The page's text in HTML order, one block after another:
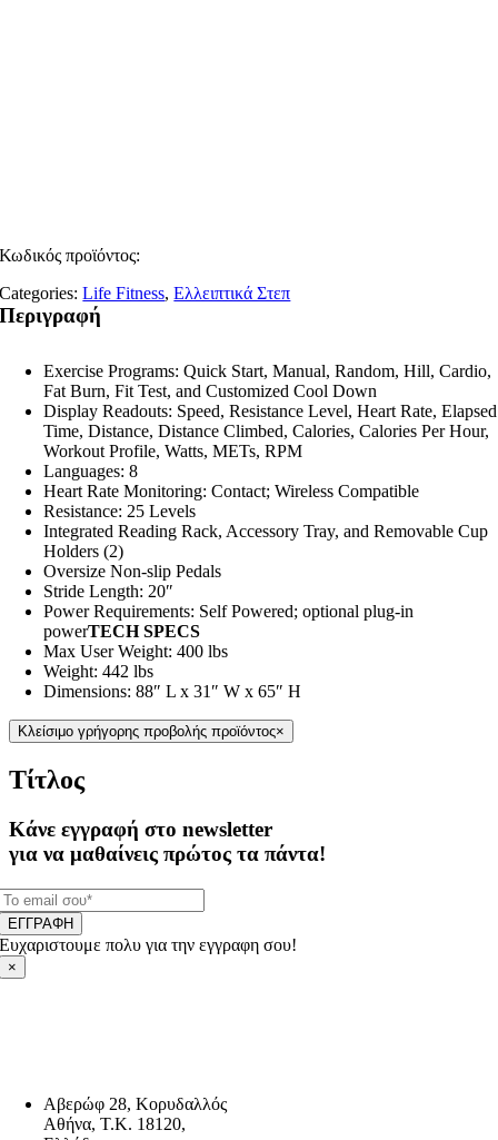
Κωδικός προϊόντος:
Categories:Life Fitness,Ελλειπτικά Στεπ
Περιγραφή
Exercise Programs: Quick Start, Manual, Random, Hill, Cardio,
Fat Burn, Fit Test, and Customized Cool Down
Display Readouts: Speed, Resistance Level, Heart Rate, Elapsed
Time, Distance, Distance Climbed, Calories, Calories Per Hour,
Workout Profile, Watts, METs, RPM
Languages: 8
Heart Rate Monitoring: Contact; Wireless Compatible
Resistance: 25 Levels
Integrated Reading Rack, Accessory Tray, and Removable Cup
Holders (2)
Oversize Non-slip Pedals
Stride Length: 20″
Power Requirements: Self Powered; optional plug-in
powerTECH SPECS
Max User Weight: 400 lbs
Weight: 442 lbs
Dimensions: 88″ L x 31″ W x 65″ H
Κλείσιμο γρήγορης προβολής προϊόντος×
Τίτλος
Κάνε εγγραφή στο newsletter
για να μαθαίνεις πρώτος τα πάντα!
ΕΓΓΡΑΦΗ
Ευχαριστουμε πολυ για την εγγραφη σου!
×
Αβερώφ 28, Κορυδαλλός
Αθήνα, Τ.Κ. 18120,